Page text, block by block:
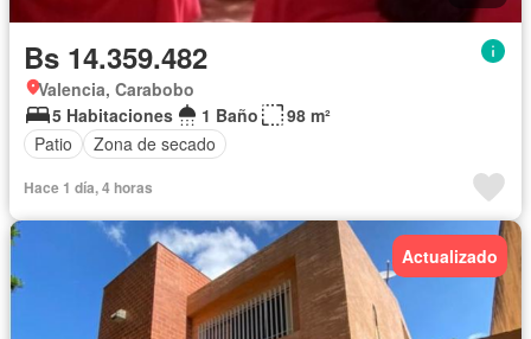
Bs 14.359.482
Valencia, Carabobo
5 Habitaciones
1 Baño
98 m²
Patio
Zona de secado
Hace 1 día, 4 horas
Actualizado